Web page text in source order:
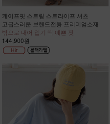
케이프핏 스트링 스트라이프 셔츠
고급스러운 브랜드전용 프리미엄소재
밖으로 내어 입기 딱 예쁜 핏
144,900원